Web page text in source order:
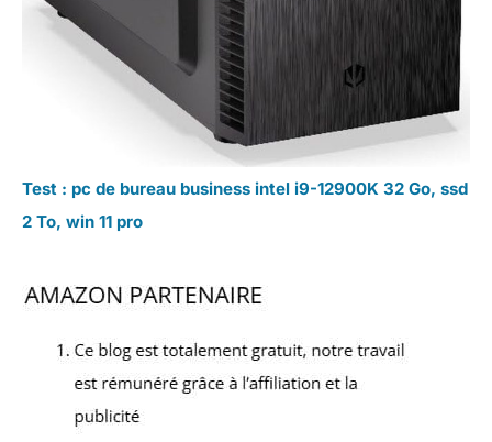
Test : pc de bureau business intel i9-12900K 32 Go, ssd
2 To, win 11 pro